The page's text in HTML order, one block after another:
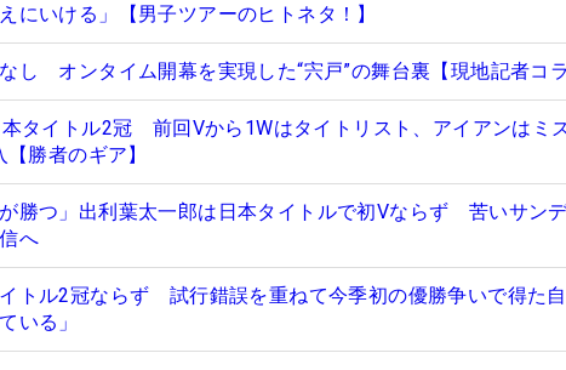
にいける」【男子ツアーのヒトネタ！】
し オンタイム開幕を実現した“宍戸”の舞台裏【現地記者コ
タイトル2冠 前回Vから1Wはタイトリスト、アイアンはミ
勝者のギア】
が勝つ」出利葉太一郎は日本タイトルで初Vならず 苦いサン
へ
トル2冠ならず 試行錯誤を重ねて今季初の優勝争いで得た
いる」